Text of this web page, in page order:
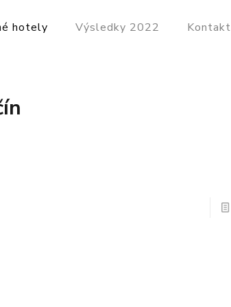
hotely Výsledky 2022 Kontakt